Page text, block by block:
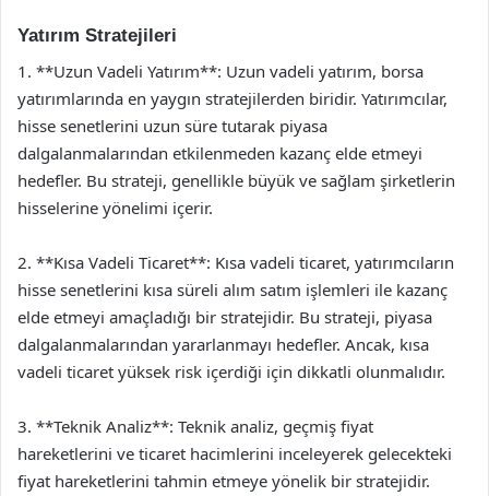
Yatırım Stratejileri
1. **Uzun Vadeli Yatırım**: Uzun vadeli yatırım, borsa
yatırımlarında en yaygın stratejilerden biridir. Yatırımcılar,
hisse senetlerini uzun süre tutarak piyasa
dalgalanmalarından etkilenmeden kazanç elde etmeyi
hedefler. Bu strateji, genellikle büyük ve sağlam şirketlerin
hisselerine yönelimi içerir.
2. **Kısa Vadeli Ticaret**: Kısa vadeli ticaret, yatırımcıların
hisse senetlerini kısa süreli alım satım işlemleri ile kazanç
elde etmeyi amaçladığı bir stratejidir. Bu strateji, piyasa
dalgalanmalarından yararlanmayı hedefler. Ancak, kısa
vadeli ticaret yüksek risk içerdiği için dikkatli olunmalıdır.
3. **Teknik Analiz**: Teknik analiz, geçmiş fiyat
hareketlerini ve ticaret hacimlerini inceleyerek gelecekteki
fiyat hareketlerini tahmin etmeye yönelik bir stratejidir.